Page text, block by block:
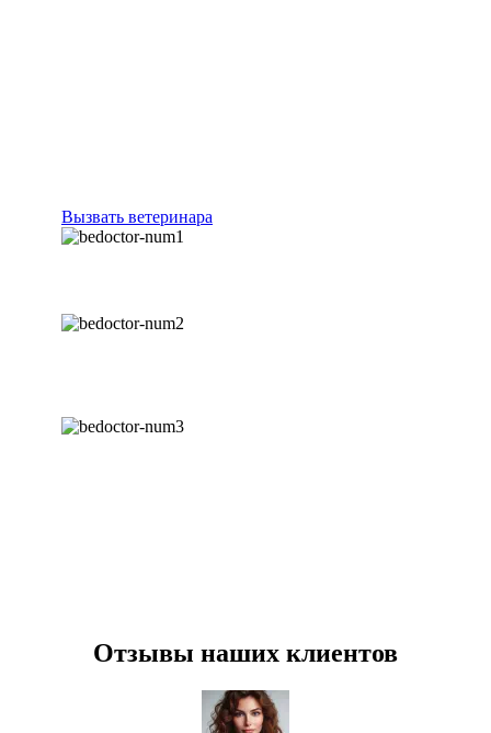
Вызвать ветеринара
Отзывы наших клиентов